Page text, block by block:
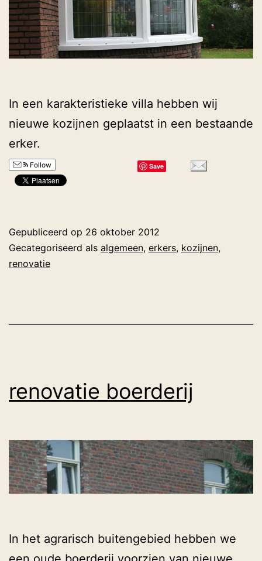
In een karakteristieke villa hebben wij
nieuwe kozijnen geplaatst in een bestaande
erker.
Follow Save
Gepubliceerd op 26 oktober 2012
Gecategoriseerd als algemeen, erkers, kozijnen,
renovatie
renovatie boerderij
In het agrarisch buitengebied hebben we